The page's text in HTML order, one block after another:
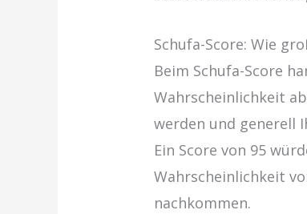
Schufa-Score: Wie
Beim Schufa-Score
Wahrscheinlichkeit
werden und generell
Ein Score von 95
Wahrscheinlichkeit
nachkommen.